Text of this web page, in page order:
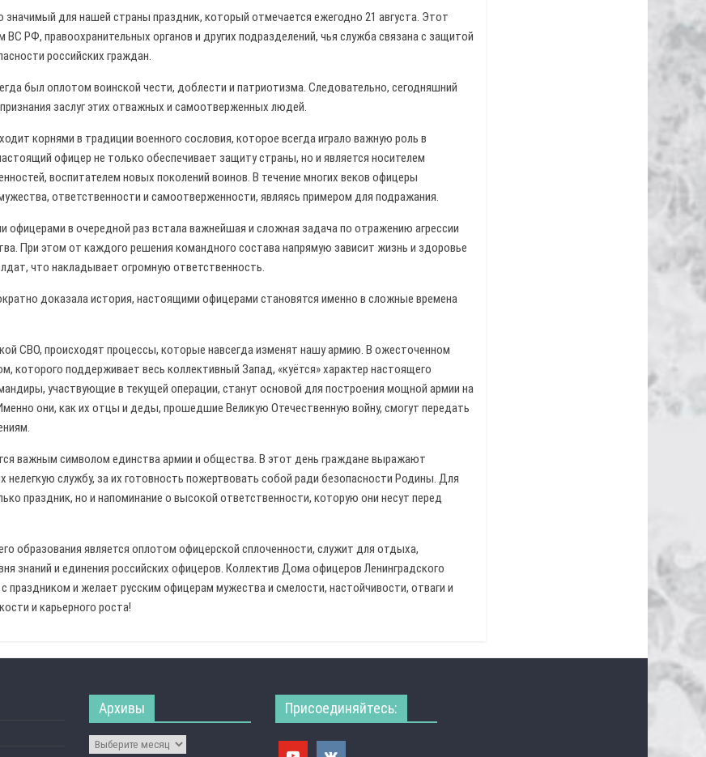
для нашей страны праздник, который отмечается ежегодно 21 августа. Этот
РФ, правоохранительных органов и других подразделений, чья служба связана с защитой
российских граждан.
был оплотом воинской чести, доблести и патриотизма. Следовательно, сегодняшний
заслуг этих отважных и самоотверженных людей.
корнями в традиции военного сословия, которое всегда играло важную роль в
офицер не только обеспечивает защиту страны, но и является носителем
воспитателем новых поколений воинов. В течение многих веков офицеры
ответственности и самоотверженности, являясь примером для подражания.
офицерами в очередной раз встала важнейшая и сложная задача по отражению агрессии
При этом от каждого решения командного состава напрямую зависит жизнь и здоровье
что накладывает огромную ответственность.
доказала история, настоящими офицерами становятся именно в сложные времена
СВО, происходят процессы, которые навсегда изменят нашу армию. В ожесточенном
которого поддерживает весь коллективный Запад, «куётся» характер настоящего
участвующие в текущей операции, станут основой для построения мощной армии на
они, как их отцы и деды, прошедшие Великую Отечественную войну, смогут передать
важным символом единства армии и общества. В этот день граждане выражают
нелегкую службу, за их готовность пожертвовать собой ради безопасности Родины. Для
праздник, но и напоминание о высокой ответственности, которую они несут перед
образования является оплотом офицерской сплоченности, служит для отдыха,
знаний и единения российских офицеров. Коллектив Дома офицеров Ленинградского
праздником и желает русским офицерам мужества и смелости, настойчивости, отваги и
и карьерного роста!
Архивы Присоединяйтесь: